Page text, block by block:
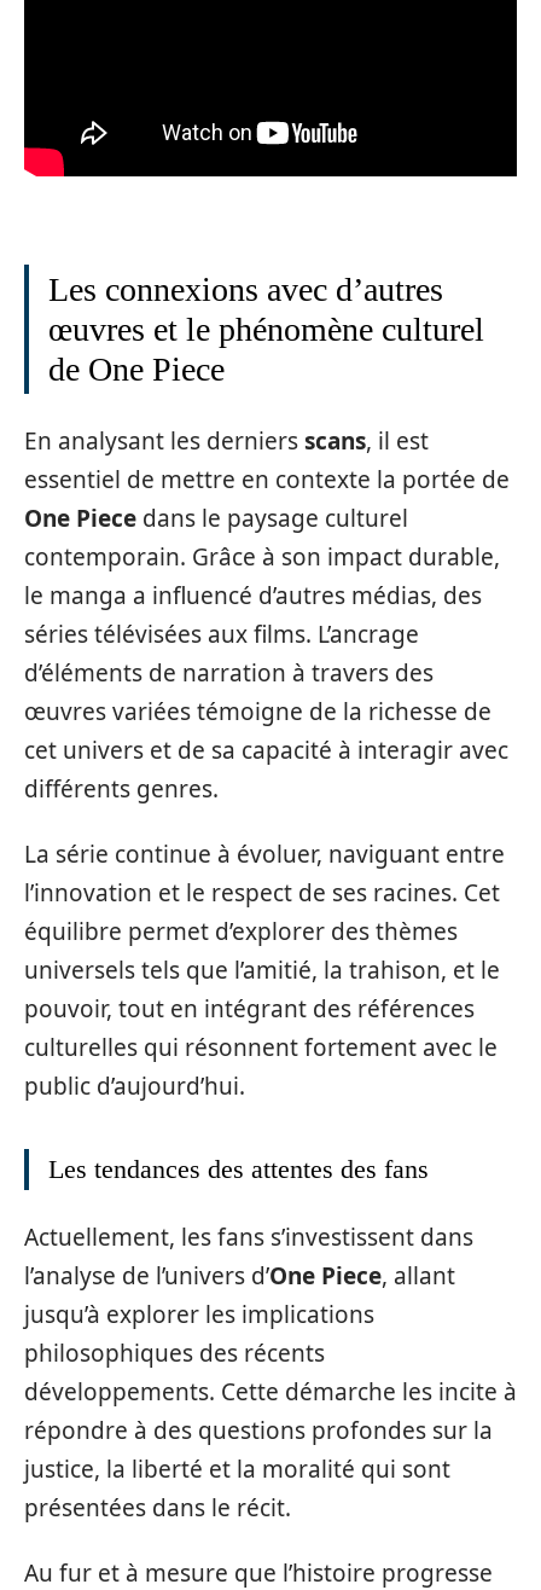
Les connexions avec d’autres
œuvres et le phénomène culturel
de One Piece
En analysant les derniersscans, il est
essentiel de mettre en contexte la portée de
One Piece dans le paysage culturel
contemporain. Grâce à son impact durable,
le manga a influencé d’autres médias, des
séries télévisées aux films. L’ancrage
d’éléments de narration à travers des
œuvres variées témoigne de la richesse de
cet univers et de sa capacité à interagir avec
différents genres.
La série continue à évoluer, naviguant entre
l’innovation et le respect de ses racines. Cet
équilibre permet d’explorer des thèmes
universels tels que l’amitié, la trahison, et le
pouvoir, tout en intégrant des références
culturelles qui résonnent fortement avec le
public d’aujourd’hui.
Les tendances des attentes des fans
Actuellement, les fans s’investissent dans
l’analyse de l’univers d’One Piece, allant
jusqu’à explorer les implications
philosophiques des récents
développements. Cette démarche les incite à
répondre à des questions profondes sur la
justice, la liberté et la moralité qui sont
présentées dans le récit.
Au fur et à mesure que l’histoire progresse